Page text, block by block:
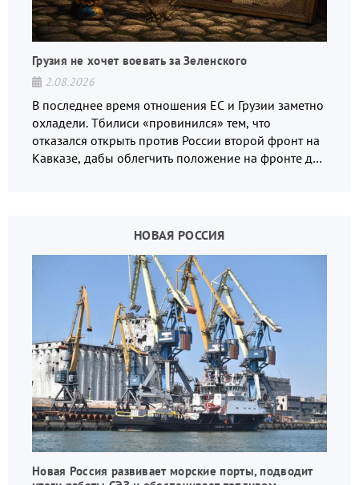
Грузия не хочет воевать за Зеленского
2.08.2026
В последнее время отношения ЕС и Грузии заметно
охладели. Тбилиси «провинился» тем, что
отказался открыть против России второй фронт на
Кавказе, дабы облегчить положение на фронте для
НОВАЯ РОССИЯ
Новая Россия развивает морские порты, подводит